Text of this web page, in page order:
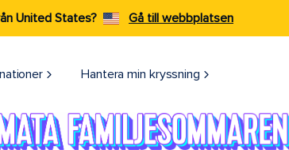
United States? Gå till webbplatsen
Hantera min kryssning